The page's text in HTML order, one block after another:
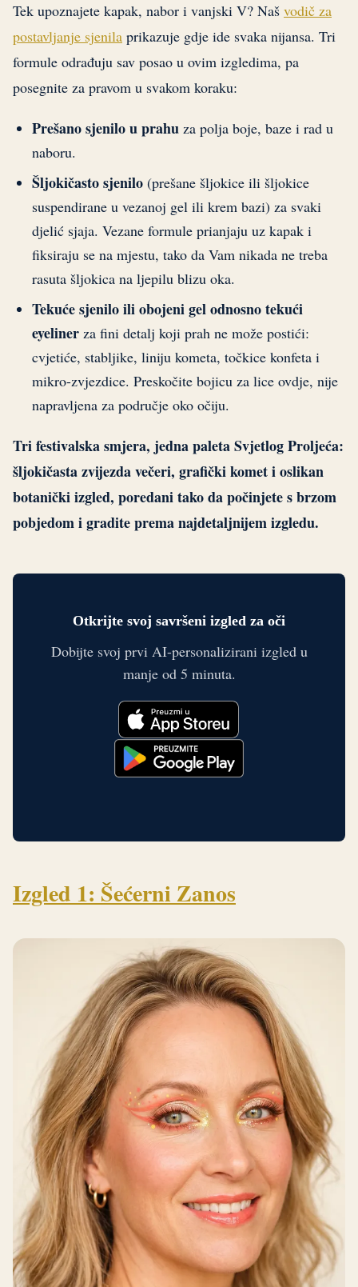
Tek upoznajete kapak, nabor i vanjski V? Naš vodič za
postavljanje sjenila prikazuje gdje ide svaka nijansa. Tri
formule odrađuju sav posao u ovim izgledima, pa
posegnite za pravom u svakom koraku:
Prešano sjenilo u prahu za polja boje, baze i rad u
naboru.
Šljokičasto sjenilo (prešane šljokice ili šljokice
suspendirane u vezanoj gel ili krem bazi) za svaki
djelić sjaja. Vezane formule prianjaju uz kapak i
fiksiraju se na mjestu, tako da Vam nikada ne treba
rasuta šljokica na ljepilu blizu oka.
Tekuće sjenilo ili obojeni gel odnosno tekući
eyeliner za fini detalj koji prah ne može postići:
cvjetiće, stabljike, liniju kometa, točkice konfeta i
mikro-zvjezdice. Preskočite bojicu za lice ovdje, nije
napravljena za područje oko očiju.
Tri festivalska smjera, jedna paleta Svjetlog Proljeća:
šljokičasta zvijezda večeri, grafički komet i oslikan
botanički izgled, poredani tako da počinjete s brzom
pobjedom i gradite prema najdetaljnijem izgledu.
Otkrijte svoj savršeni izgled za oči
Dobijte svoj prvi AI-personalizirani izgled u
manje od 5 minuta.
Izgled 1: Šećerni Zanos